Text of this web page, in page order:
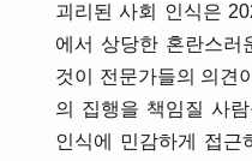
괴리된 사회 인식은
에서 상당한 혼란스러
것이 전문가들의 의견
의 집행을 책임질 사
인식에 민감하게 접근